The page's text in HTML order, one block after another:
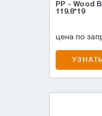
PP - Wood
119.8*19
цена по